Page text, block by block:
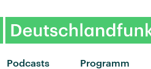
Podcasts Programm